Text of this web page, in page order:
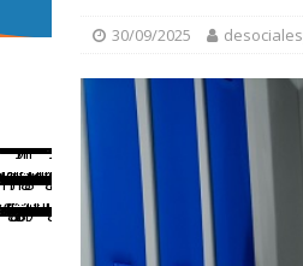
2026 llevará atención médica gratuita y
somete a la justicia a hombre acusado
de autor alcanza cifra récord con más de
30/09/2025